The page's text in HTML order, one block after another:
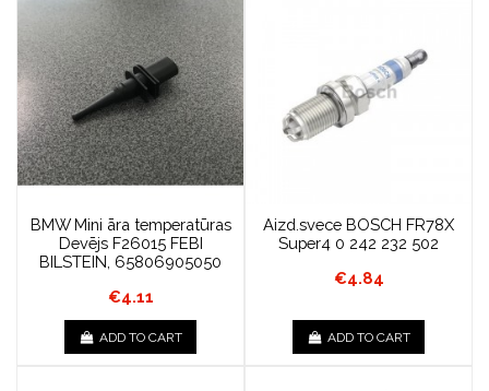
BMW Mini āra temperatūras
Devējs F26015 FEBI
BILSTEIN, 65806905050
€4.11
ADD TO CART
Aizd.svece BOSCH FR78X
Super4 0 242 232 502
€4.84
ADD TO CART